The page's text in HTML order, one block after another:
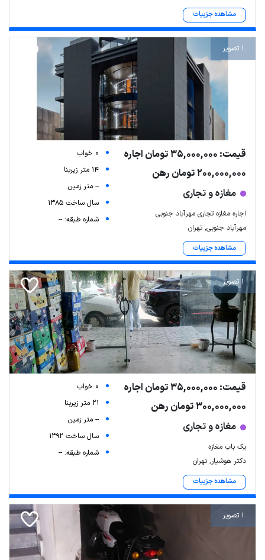
مشاهده جزییات
1 تصویر
قیمت: 35,000,000 تومان اجاره
200,000,000 تومان رهن
مغازه و تجاری
اجاره مغازه تجاری مهرآباد جنوبی
مهرآباد جنوبی, تهران
مشاهده جزییات
0 خواب
14 متر زیربنا
-- متر زمین
سال ساخت 1385
شماره طبقه: --
1 تصویر
قیمت: 35,000,000 تومان اجاره
300,000,000 تومان رهن
مغازه و تجاری
یک باب مغازه
دکتر هوشیار, تهران
مشاهده جزییات
0 خواب
21 متر زیربنا
-- متر زمین
سال ساخت 1392
شماره طبقه: --
1 تصویر